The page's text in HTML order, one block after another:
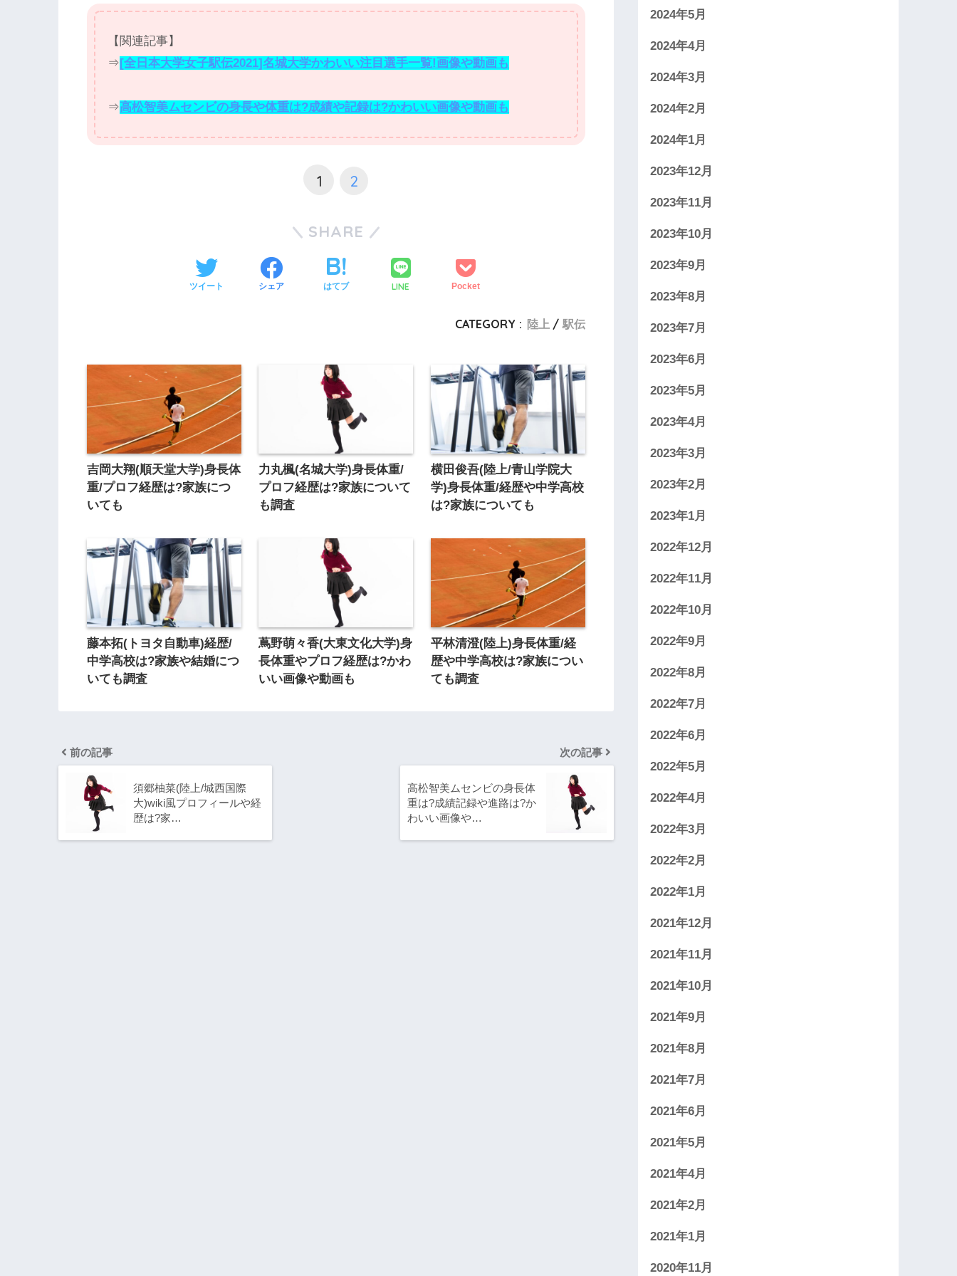
【関連記事】
⇒ [全日本大学女子駅伝2021]名城大学かわいい注目選手一覧!画像や動画も
⇒高松智美ムセンビの身長や体重は?成績や記録は?かわいい画像や動画も
1 2
SHARE
ツイート シェア はてブ LINE Pocket
CATEGORY : 陸上 駅伝
吉岡大翔(順天堂大学)身長体
重/プロフ経歴は?家族につ
いても
力丸楓(名城大学)身長体重/
プロフ経歴は?家族について
も調査
横田俊吾(陸上/青山学院大
学)身長体重/経歴や中学高校
は?家族についても
藤本拓(トヨタ自動車)経歴/
中学高校は?家族や結婚につ
いても調査
蔦野萌々香(大東文化大学)身
長体重やプロフ経歴は?かわ
いい画像や動画も
平林清澄(陸上)身長体重/経
歴や中学高校は?家族につい
ても調査
前の記事
須郷柚菜(陸上/城西国際
大)wiki風プロフィールや経
歴は?家…
次の記事
高松智美ムセンビの身長体
重は?成績記録や進路は?か
わいい画像や…
2024年5月
2024年4月
2024年3月
2024年2月
2024年1月
2023年12月
2023年11月
2023年10月
2023年9月
2023年8月
2023年7月
2023年6月
2023年5月
2023年4月
2023年3月
2023年2月
2023年1月
2022年12月
2022年11月
2022年10月
2022年9月
2022年8月
2022年7月
2022年6月
2022年5月
2022年4月
2022年3月
2022年2月
2022年1月
2021年12月
2021年11月
2021年10月
2021年9月
2021年8月
2021年7月
2021年6月
2021年5月
2021年4月
2021年2月
2021年1月
2020年11月